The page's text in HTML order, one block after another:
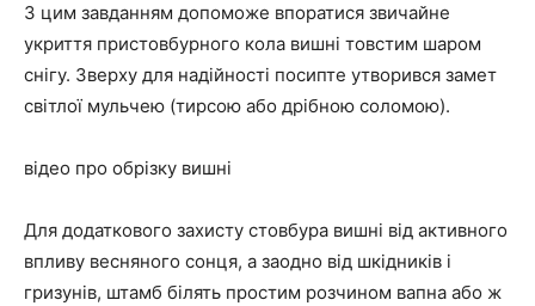
З цим завданням допоможе впоратися звичайне
укриття пристовбурного кола вишні товстим шаром
снігу. Зверху для надійності посипте утворився замет
світлої мульчею (тирсою або дрібною соломою).
відео про обрізку вишні
Для додаткового захисту стовбура вишні від активного
впливу весняного сонця, а заодно від шкідників і
гризунів, штамб білять простим розчином вапна або ж